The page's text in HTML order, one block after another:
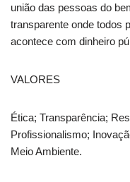
união das pessoas do
transparente onde todos
acontece com dinheiro
VALORES
Ética; Transparência;
Profissionalismo;
Meio Ambiente.